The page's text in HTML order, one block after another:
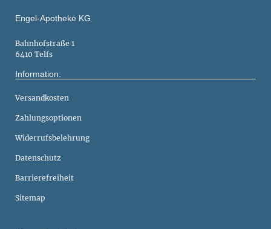
Engel-Apotheke KG
Bahnhofstraße 1
6410 Telfs
Information:
Versandkosten
Zahlungsoptionen
Widerrufsbelehrung
Datenschutz
Barrierefreiheit
Sitemap